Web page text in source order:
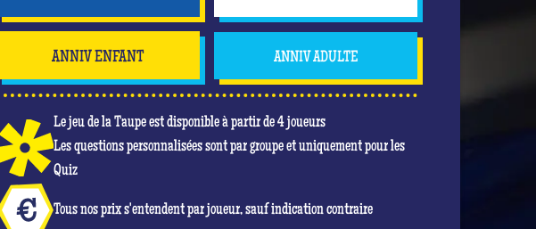
ANNIV ENFANT ANNIV ADULTE
Le jeu de la Taupe est disponible à partir de 4 joueurs
Les questions personnalisées sont par groupe et uniquement pour les
Quiz
Tous nos prix s'entendent par joueur, sauf indication contraire